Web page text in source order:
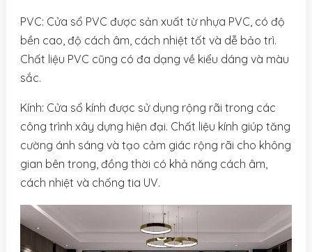
PVC: Cửa sổ PVC được sản xuất từ nhựa PVC, có độ
bền cao, độ cách âm, cách nhiệt tốt và dễ bảo trì.
Chất liệu PVC cũng có đa dạng về kiểu dáng và màu
sắc.
Kính: Cửa sổ kính được sử dụng rộng rãi trong các
công trình xây dựng hiện đại. Chất liệu kính giúp tăng
cường ánh sáng và tạo cảm giác rộng rãi cho không
gian bên trong, đồng thời có khả năng cách âm,
cách nhiệt và chống tia UV.